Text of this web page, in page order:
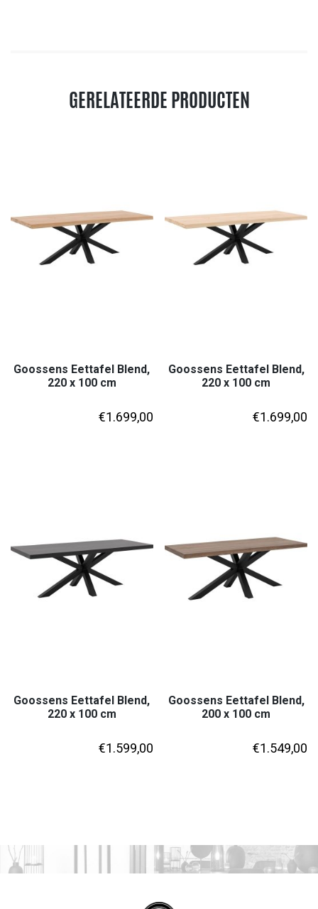
GERELATEERDE PRODUCTEN
Goossens Eettafel Blend,
220 x 100 cm
€1.699,00
Goossens Eettafel Blend,
220 x 100 cm
€1.699,00
Goossens Eettafel Blend,
220 x 100 cm
€1.599,00
Goossens Eettafel Blend,
200 x 100 cm
€1.549,00